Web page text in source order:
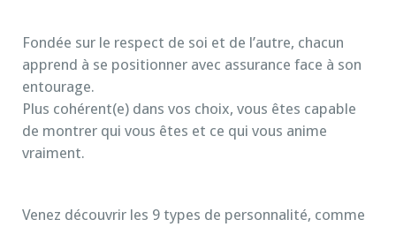
Fondée sur le respect de soi et de l’autre, chacun
apprend à se positionner avec assurance face à son
entourage.
Plus cohérent(e) dans vos choix, vous êtes capable
de montrer qui vous êtes et ce qui vous anime
vraiment.
Venez découvrir les 9 types de personnalité, comme